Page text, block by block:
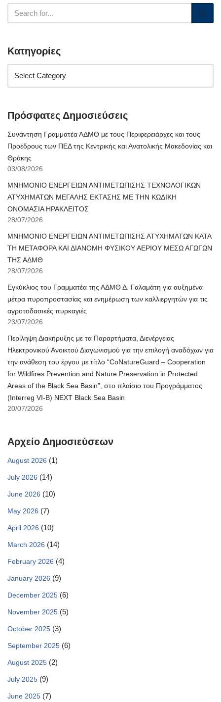
Κατηγορίες
Πρόσφατες Δημοσιεύσεις
Συνάντηση Γραμματέα ΑΔΜΘ με τους Περιφερειάρχες και τους
Προέδρους των ΠΕΔ της Κεντρικής και Ανατολικής Μακεδονίας και
Θράκης
03/08/2026
ΜΝΗΜΟΝΙΟ ΕΝΕΡΓΕΙΩΝ ΑΝΤΙΜΕΤΩΠΙΣΗΣ ΤΕΧΝΟΛΟΓΙΚΩΝ
ΑΤΥΧΗΜΑΤΩΝ ΜΕΓΑΛΗΣ ΕΚΤΑΣΗΣ ΜΕ ΤΗΝ ΚΩΔΙΚΗ
ΟΝΟΜΑΣΙΑ ΗΡΑΚΛΕΙΤΟΣ
28/07/2026
ΜΝΗΜΟΝΙΟ ΕΝΕΡΓΕΙΩΝ ΑΝΤΙΜΕΤΩΠΙΣΗΣ ΑΤΥΧΗΜΑΤΩΝ ΚΑΤΑ
ΤΗ ΜΕΤΑΦΟΡΑ ΚΑΙ ΔΙΑΝΟΜΗ ΦΥΣΙΚΟΥ ΑΕΡΙΟΥ ΜΕΣΩ ΑΓΩΓΩΝ
ΤΗΣ ΑΔΜΘ
28/07/2026
Εγκύκλιος του Γραμματέα της ΑΔΜΘ Δ. Γαλαμάτη για αυξημένα
μέτρα πυροπροστασίας και ενημέρωση των καλλιεργητών για τις
αγροτοδασικές πυρκαγιές
23/07/2026
Περίληψη Διακήρυξης με τα Παραρτήματα, Διενέργειας
Ηλεκτρονικού Ανοικτού Διαγωνισμού για την επιλογή αναδόχων για
την ανάθεση του έργου με τίτλο “CoNatureGuard – Cooperation
for Wildfires Prevention and Nature Preservation in Protected
Areas of the Black Sea Basin”, στο πλαίσιο του Προγράμματος
(Interreg VI-B) NEXT Black Sea Basin
20/07/2026
Αρχείο Δημοσιεύσεων
August 2026 (1)
July 2026 (14)
June 2026 (10)
May 2026 (7)
April 2026 (10)
March 2026 (14)
February 2026 (4)
January 2026 (9)
December 2025 (6)
November 2025 (5)
October 2025 (3)
September 2025 (6)
August 2025 (2)
July 2025 (9)
June 2025 (7)